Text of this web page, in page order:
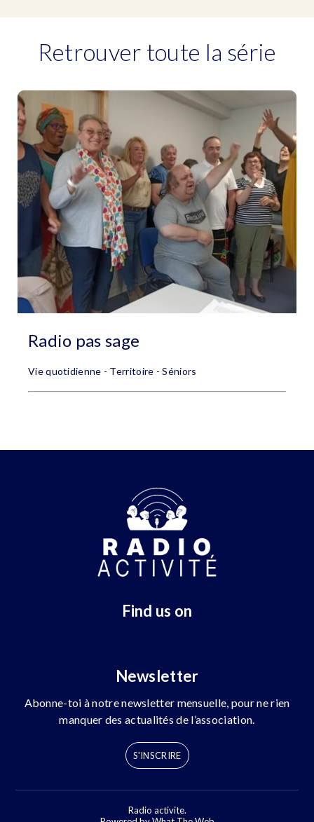
Retrouver toute la série
Radio pas sage
Vie quotidienne - Territoire - Séniors
Find us on
Newsletter
Abonne-toi à notre newsletter mensuelle, pour ne rien
manquer des actualités de l’association.
S'INSCRIRE
Radio activite.